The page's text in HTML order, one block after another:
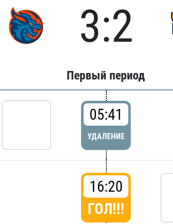
3:2
Первый период
05:41
УДАЛЕНИЕ
16:20
ГОЛ!!!